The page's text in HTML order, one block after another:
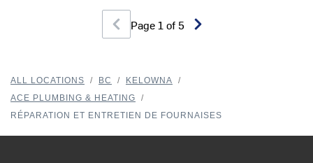
Page 1 of 5
ALL LOCATIONS / BC / KELOWNA
/
ACE PLUMBING & HEATING
/
RÉPARATION ET ENTRETIEN DE FOURNAISES